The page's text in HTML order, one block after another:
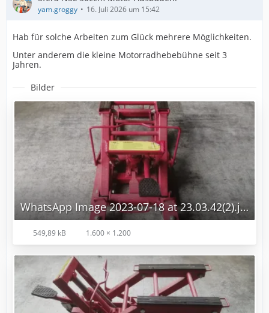
yam.groggy 16. Juli 2026 um 15:42
Hab für solche Arbeiten zum Glück mehrere Möglichkeiten.
Unter anderem die kleine Motorradhebebühne seit 3
Jahren.
Bilder
WhatsApp Image 2023-07-18 at 23.03.42(2).jpg
549,89 kB 1.600 × 1.200